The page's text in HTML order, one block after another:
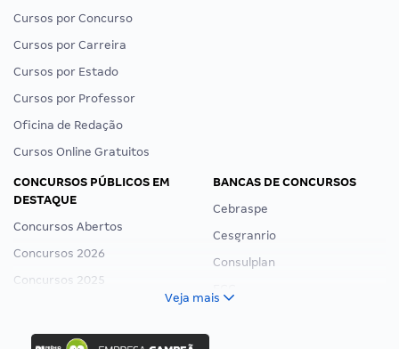
Cursos por Concurso
Cursos por Carreira
Cursos por Estado
Cursos por Professor
Oficina de Redação
Cursos Online Gratuitos
CONCURSOS PÚBLICOS EM
DESTAQUE
Concursos Abertos
Concursos 2026
Concursos 2025
Concurso Ibama
BANCAS DE CONCURSOS
Cebraspe
Cesgranrio
Consulplan
Veja mais